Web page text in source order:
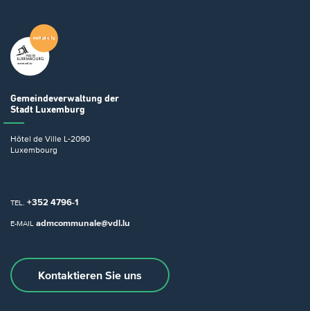
Gemeindeverwaltung der
Stadt Luxemburg
Hôtel de Ville L-2090
Luxembourg
TEL. +352 4796-1
E-MAIL admcommunale@vdl.lu
Kontaktieren Sie uns